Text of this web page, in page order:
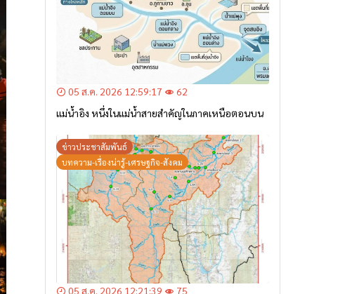
05 ส.ค. 2026 12:59:17
62
แม่น้ำอิง หนึ่งในแม่น้ำสายสำคัญในภาคเหนือตอนบน
ข่าวประชาสัมพันธ์
บทความ-เรื่องน่ารู้-เศรษฐกิจ-สังคม
05 ส.ค. 2026 12:21:39
75